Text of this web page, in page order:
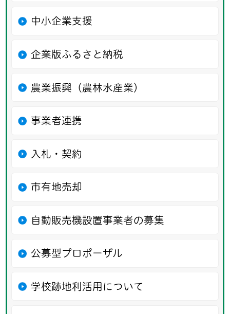
中小企業支援
企業版ふるさと納税
農業振興（農林水産業）
事業者連携
入札・契約
市有地売却
自動販売機設置事業者の募集
公募型プロポーザル
学校跡地利活用について